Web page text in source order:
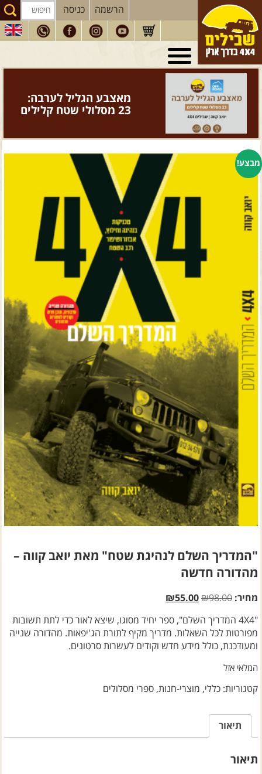
הרשמה כניסה
טיולי 4X4
בארץ
מסעות בעולם
טיוליםלרכב פנאי
הדרכותנהיגה
המדריכיםשלנו
הירשמו לניוזלטר שבילים
הבלוג של יואב קווה
פודקאסט ג'יפאות
צרו קשר עם שבילים
אודות יואב קווה והאתר שבילים
מאצבע הגליל לערבה:
23 מסלולי שטח קלילים
מבצע!
"המדריך השלם לנהיגת שטח" מאת יואב קווה –
מהדורה חדשה
מחיר: ₪98.00
המחיר
היה:
₪98.00.
₪55.00
הוא:
₪55.00.
"4X4 המדריך השלם", ספר יחיד מסוגו, שיצא לאור כדי לתת תשובות
מפורטות לכל השאלות. מדריך מקיף לתורת הג'יפאות. מהדורה שנייה
ומעודכנת, כולל מידע חדש וקודים לעשרות סרטונים.
המלאי אזל
קטגוריות: כללי, מוצרי-חנות, ספרי מסלולים
תיאור
תיאור